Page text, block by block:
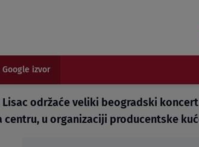
izvor
održaće veliki beogradski koncert
centru, u organizaciji producentske